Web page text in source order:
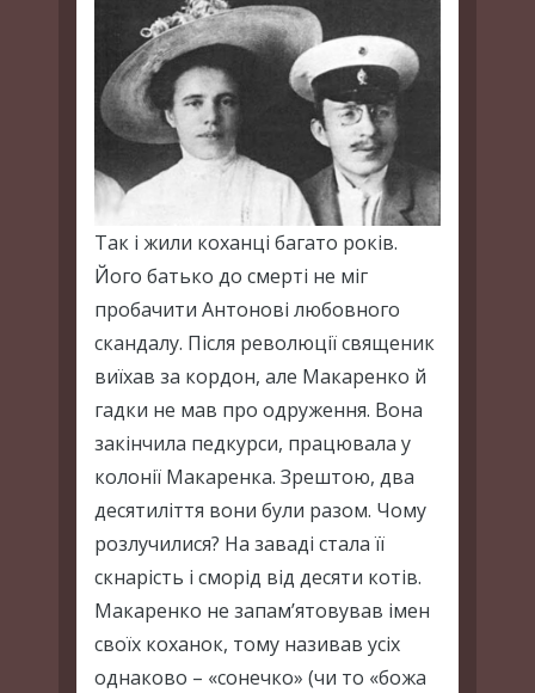
Так і жили коханці багато років.
Його батько до смерті не міг
пробачити Антонові любовного
скандалу. Після революції священик
виїхав за кордон, але Макаренко й
гадки не мав про одруження. Вона
закінчила педкурси, працювала у
колонії Макаренка. Зрештою, два
десятиліття вони були разом. Чому
розлучилися? На заваді стала її
скнарість і сморід від десяти котів.
Макаренко не запам’ятовував імен
своїх коханок, тому називав усіх
однаково – «сонечко» (чи то «божа